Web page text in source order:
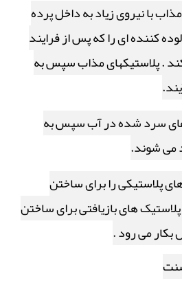
با نیروی زیاد به داخل پرده
کننده ای را که پس از فرایند
. پلاستیکهای مذاب سپس به
سرد شده در آب سپس به
می شوند.
پلاستیکی را برای ساختن
های بازیافتی برای ساختن
بکار می رود .